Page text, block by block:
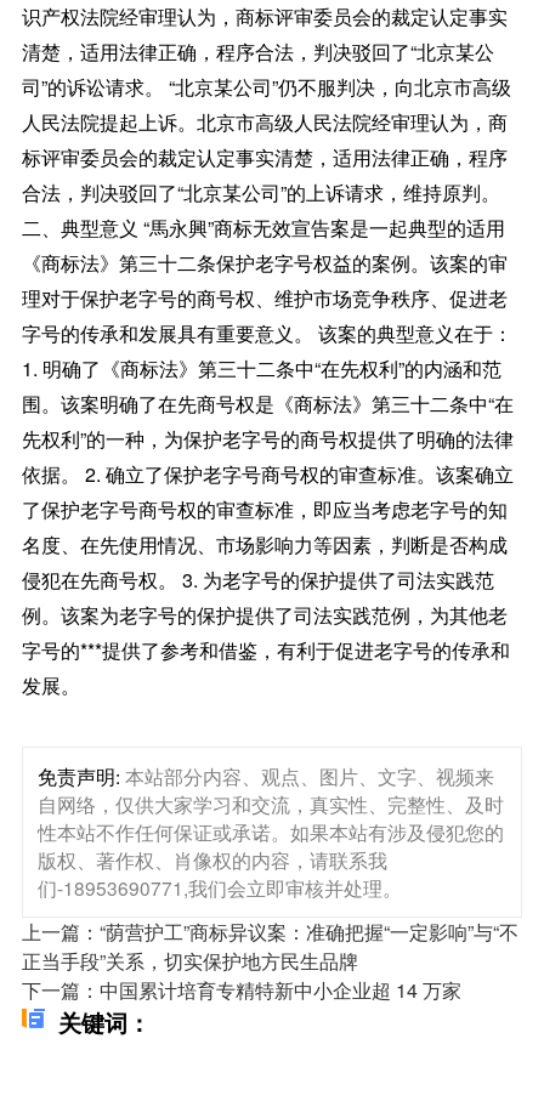
识产权法院经审理认为，商标评审委员会的裁定认定事实
清楚，适用法律正确，程序合法，判决驳回了“北京某公
司”的诉讼请求。 “北京某公司”仍不服判决，向北京市高级
人民法院提起上诉。北京市高级人民法院经审理认为，商
标评审委员会的裁定认定事实清楚，适用法律正确，程序
合法，判决驳回了“北京某公司”的上诉请求，维持原判。
二、典型意义 “馬永興”商标无效宣告案是一起典型的适用
《商标法》第三十二条保护老字号权益的案例。该案的审
理对于保护老字号的商号权、维护市场竞争秩序、促进老
字号的传承和发展具有重要意义。 该案的典型意义在于：
1. 明确了《商标法》第三十二条中“在先权利”的内涵和范
围。该案明确了在先商号权是《商标法》第三十二条中“在
先权利”的一种，为保护老字号的商号权提供了明确的法律
依据。 2. 确立了保护老字号商号权的审查标准。该案确立
了保护老字号商号权的审查标准，即应当考虑老字号的知
名度、在先使用情况、市场影响力等因素，判断是否构成
侵犯在先商号权。 3. 为老字号的保护提供了司法实践范
例。该案为老字号的保护提供了司法实践范例，为其他老
字号的***提供了参考和借鉴，有利于促进老字号的传承和
发展。
免责声明: 本站部分内容、观点、图片、文字、视频来
自网络，仅供大家学习和交流，真实性、完整性、及时
性本站不作任何保证或承诺。如果本站有涉及侵犯您的
版权、著作权、肖像权的内容，请联系我
们-18953690771,我们会立即审核并处理。
上一篇：“荫营护工”商标异议案：准确把握“一定影响”与“不
正当手段”关系，切实保护地方民生品牌
下一篇：中国累计培育专精特新中小企业超 14 万家
关键词：